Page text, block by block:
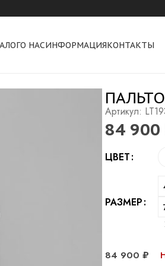
О НАСИНФОРМАЦИЯКОНТАКТЫ
Артикул:
84 900
ЦВЕТ
РАЗМЕР
84 900 ₽